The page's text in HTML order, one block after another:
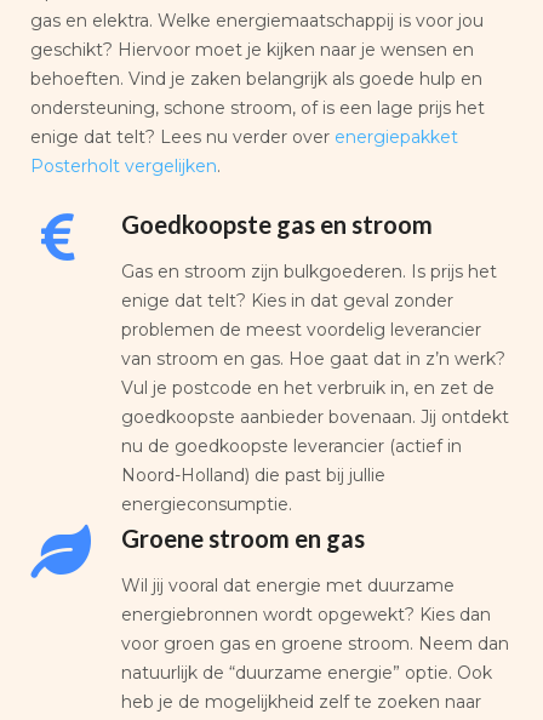
gas en elektra. Welke energiemaatschappij is voor jou
geschikt? Hiervoor moet je kijken naar je wensen en
behoeften. Vind je zaken belangrijk als goede hulp en
ondersteuning, schone stroom, of is een lage prijs het
enige dat telt? Lees nu verder over energiepakket
Posterholt vergelijken.
Goedkoopste gas en stroom
Gas en stroom zijn bulkgoederen. Is prijs het
enige dat telt? Kies in dat geval zonder
problemen de meest voordelig leverancier
van stroom en gas. Hoe gaat dat in z’n werk?
Vul je postcode en het verbruik in, en zet de
goedkoopste aanbieder bovenaan. Jij ontdekt
nu de goedkoopste leverancier (actief in
Noord-Holland) die past bij jullie
energieconsumptie.
Groene stroom en gas
Wil jij vooral dat energie met duurzame
energiebronnen wordt opgewekt? Kies dan
voor groen gas en groene stroom. Neem dan
natuurlijk de “duurzame energie” optie. Ook
heb je de mogelijkheid zelf te zoeken naar